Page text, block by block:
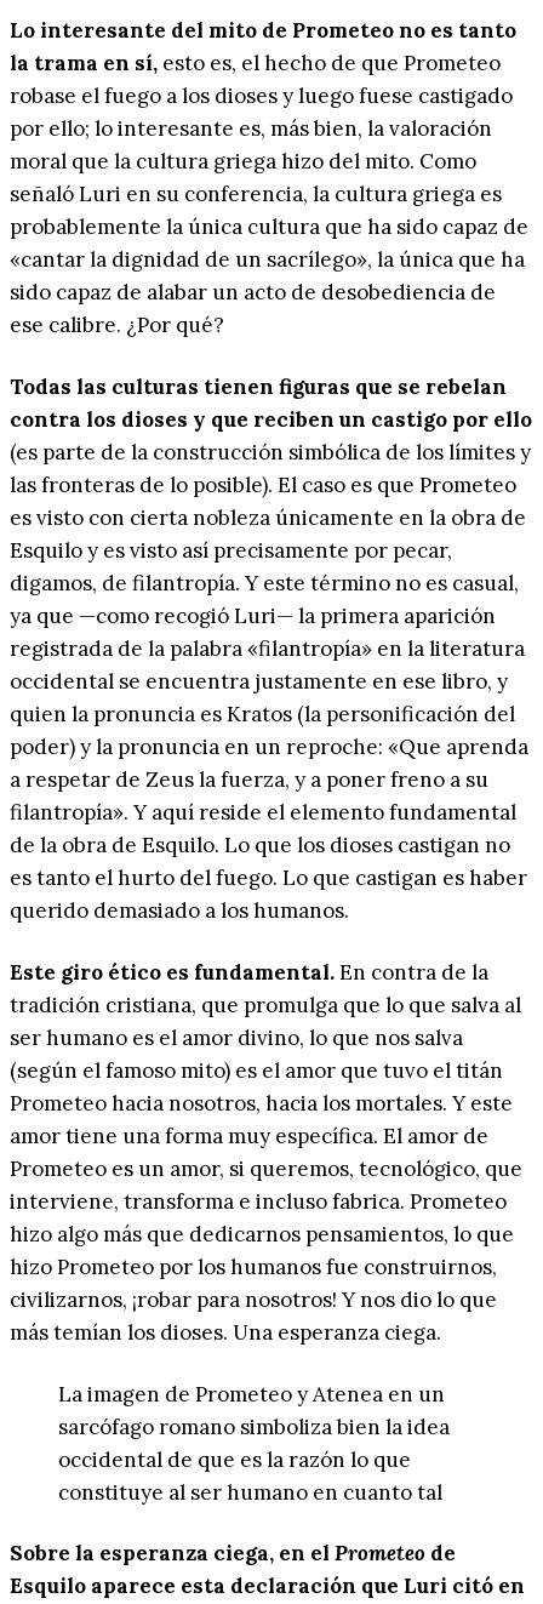
Lo interesante del mito de Prometeo no es tanto
la trama en sí, esto es, el hecho de que Prometeo
robase el fuego a los dioses y luego fuese castigado
por ello; lo interesante es, más bien, la valoración
moral que la cultura griega hizo del mito. Como
señaló Luri en su conferencia, la cultura griega es
probablemente la única cultura que ha sido capaz de
«cantar la dignidad de un sacrílego», la única que ha
sido capaz de alabar un acto de desobediencia de
ese calibre. ¿Por qué?
Todas las culturas tienen figuras que se rebelan
contra los dioses y que reciben un castigo por ello
(es parte de la construcción simbólica de los límites y
las fronteras de lo posible). El caso es que Prometeo
es visto con cierta nobleza únicamente en la obra de
Esquilo y es visto así precisamente por pecar,
digamos, de filantropía. Y este término no es casual,
ya que —como recogió Luri— la primera aparición
registrada de la palabra «filantropía» en la literatura
occidental se encuentra justamente en ese libro, y
quien la pronuncia es Kratos (la personificación del
poder) y la pronuncia en un reproche: «Que aprenda
a respetar de Zeus la fuerza, y a poner freno a su
filantropía». Y aquí reside el elemento fundamental
de la obra de Esquilo. Lo que los dioses castigan no
es tanto el hurto del fuego. Lo que castigan es haber
querido demasiado a los humanos.
Este giro ético es fundamental.En contra de la
tradición cristiana, que promulga que lo que salva al
ser humano es el amor divino, lo que nos salva
(según el famoso mito) es el amor que tuvo el titán
Prometeo hacia nosotros, hacia los mortales. Y este
amor tiene una forma muy específica. El amor de
Prometeo es un amor, si queremos, tecnológico, que
interviene, transforma e incluso fabrica. Prometeo
hizo algo más que dedicarnos pensamientos, lo que
hizo Prometeo por los humanos fue construirnos,
civilizarnos, ¡robar para nosotros! Y nos dio lo que
más temían los dioses. Una esperanza ciega.
La imagen de Prometeo y Atenea en un
sarcófago romano simboliza bien la idea
occidental de que es la razón lo que
constituye al ser humano en cuanto tal
Sobre la esperanza ciega, en el Prometeo de
Esquilo aparece esta declaración que Luri citó en